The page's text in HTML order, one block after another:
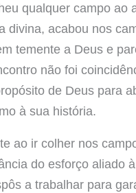
qualquer campo ao
divina, acabou nos
temente a Deus e
não foi
de Deus para
à sua história.
ao ir colher nos
do esforço aliado
a trabalhar para